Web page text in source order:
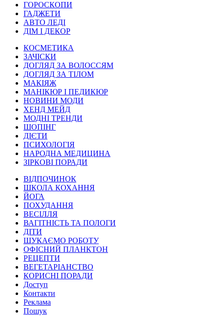
ГОРОСКОПИ
ГАДЖЕТИ
АВТО ЛЕДІ
ДІМ І ДЕКОР
КОСМЕТИКА
ЗАЧІСКИ
ДОГЛЯД ЗА ВОЛОССЯМ
ДОГЛЯД ЗА ТІЛОМ
МАКІЯЖ
МАНІКЮР І ПЕДИКЮР
НОВИНИ МОДИ
ХЕНД МЕЙД
МОДНІ ТРЕНДИ
ШОПІНГ
ДІЄТИ
ПСИХОЛОГІЯ
НАРОДНА МЕДИЦИНА
ЗІРКОВІ ПОРАДИ
ВІДПОЧИНОК
ШКОЛА КОХАННЯ
ЙОГА
ПОХУДАННЯ
ВЕСІЛЛЯ
ВАГІТНІСТЬ ТА ПОЛОГИ
ДІТИ
ШУКАЄМО РОБОТУ
ОФІСНИЙ ПЛАНКТОН
РЕЦЕПТИ
ВЕГЕТАРІАНСТВО
КОРИСНІ ПОРАДИ
Доступ
Контакти
Реклама
Пошук